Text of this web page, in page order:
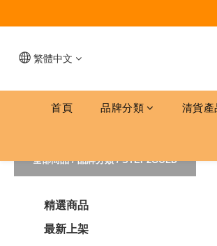
繁體中文
首頁 品牌分類 清貨產
全部商品/品牌分類/STEP2GOLD
精選商品
最新上架